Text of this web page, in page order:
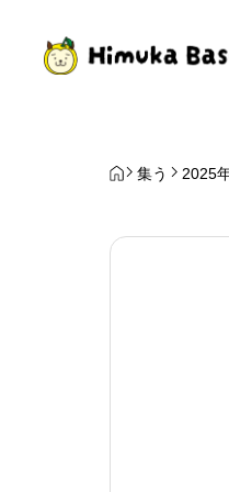
集う 2025